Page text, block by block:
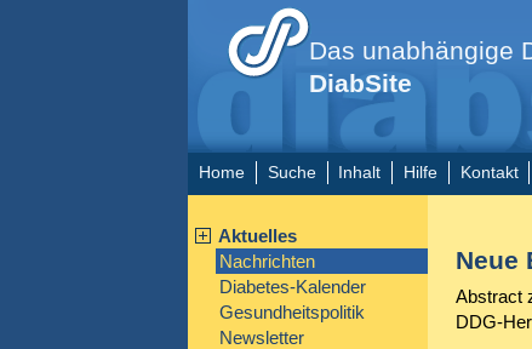
Das unabhängige
DiabSite
Home Suche Inhalt Hilfe Kontakt
Aktuelles
Nachrichten
Diabetes-Kalender
Gesundheitspolitik
Newsletter
Neue
Abstract
DDG-